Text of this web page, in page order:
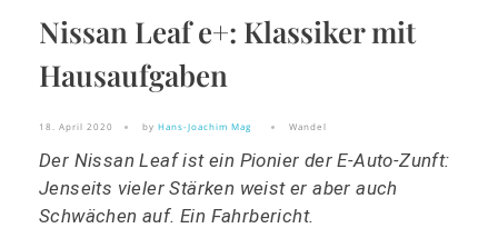
Nissan Leaf e+: Klassiker mit
Hausaufgaben
18. April 2020 by Hans-Joachim Mag Wandel
Der Nissan Leaf ist ein Pionier der E-Auto-Zunft:
Jenseits vieler Stärken weist er aber auch
Schwächen auf. Ein Fahrbericht.